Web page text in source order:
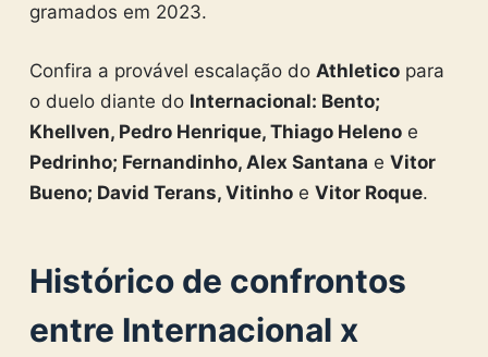
gramados em 2023.
Confira a provável escalação do Athleticopara
o duelo diante do Internacional: Bento;
Khellven, Pedro Henrique, Thiago Helenoe
Pedrinho; Fernandinho, Alex Santana e Vitor
Bueno; David Terans, Vitinhoe Vitor Roque.
Histórico de confrontos
entre Internacional x